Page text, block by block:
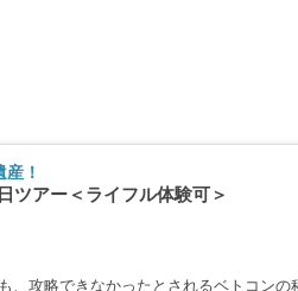
！
ツアー＜ライフル体験可＞
、攻略できなかったとされるベトコン